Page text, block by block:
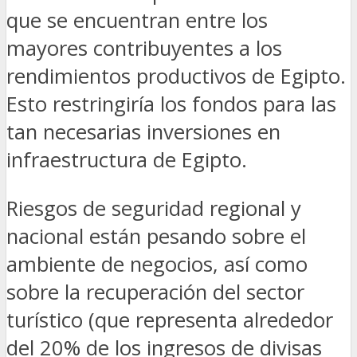
que se encuentran entre los
mayores contribuyentes a los
rendimientos productivos de Egipto.
Esto restringiría los fondos para las
tan necesarias inversiones en
infraestructura de Egipto.
Riesgos de seguridad regional y
nacional están pesando sobre el
ambiente de negocios, así como
sobre la recuperación del sector
turístico (que representa alrededor
del 20% de los ingresos de divisas